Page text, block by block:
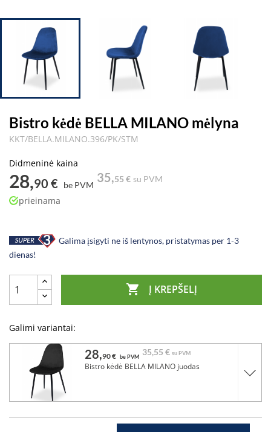
Bistro kėdė BELLA MILANO mėlyna
KKT/BELLA.MILANO.396/PK/STM
Didmeninė kaina
28,90 € be PVM
35,55 € su PVM
prieinama
Galima įsigyti ne iš lentynos, pristatymas per 1-3
dienas!
 Į KREPŠELĮ
Galimi variantai:
28,90 € be PVM 35,55 € su PVM
Bistro kėdė BELLA MILANO juodas